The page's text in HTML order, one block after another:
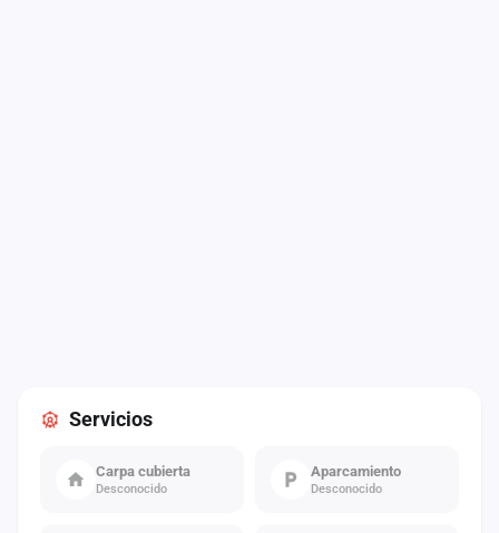
Servicios
Carpa cubierta
Desconocido
Aparcamiento
Desconocido